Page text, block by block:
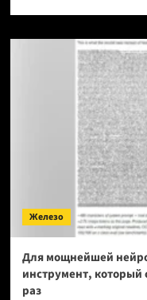
Железо
Для мощнейшей
инструмент, который
раз